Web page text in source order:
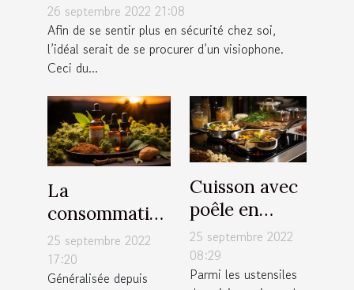
26 septembre 2022 21:08
Afin de se sentir plus en sécurité chez soi,
l’idéal serait de se procurer d’un visiophone.
Ceci du...
La
consommation
régulière du
CBD est -elle
bonne pour la
25 septembre 2022
17:20
Généralisée depuis
Cuisson avec
poêle en
inox : Quelle
est la
température
25 septembre 2022
08:29
Parmi les ustensiles